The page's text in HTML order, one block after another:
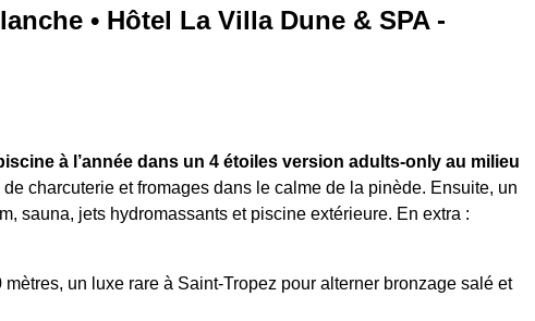
• Hôtel La Villa Dune & SPA -
à l’année dans un 4 étoiles version adults-only au milieu
de charcuterie et fromages dans le calme de la pinède. Ensuite, un
sauna, jets hydromassants et piscine extérieure. En extra :
un luxe rare à Saint‑Tropez pour alterner bronzage salé et